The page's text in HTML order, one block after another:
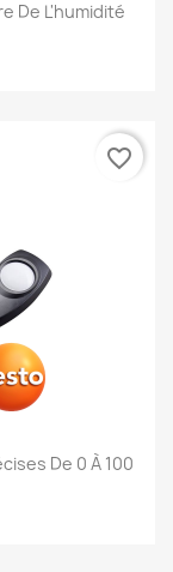
De L'humidité
De 0 À 100
favorite_border